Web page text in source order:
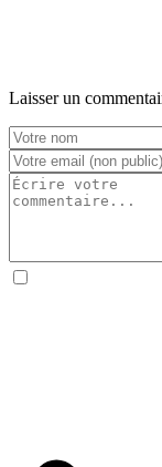
Laisser un